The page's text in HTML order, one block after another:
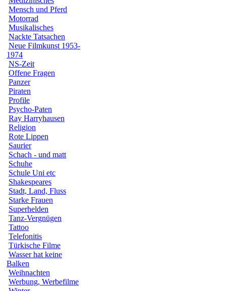
Mensch und Pferd
Motorrad
Musikalisches
Nackte Tatsachen
Neue Filmkunst 1953-
1974
NS-Zeit
Offene Fragen
Panzer
Piraten
Profile
Psycho-Paten
Ray Harryhausen
Religion
Rote Lippen
Saurier
Schach - und matt
Schuhe
Schule Uni etc
Shakespeares
Stadt, Land, Fluss
Starke Frauen
Superhelden
Tanz-Vergnügen
Tattoo
Telefonitis
Türkische Filme
Wasser hat keine
Balken
Weihnachten
Werbung, Werbefilme